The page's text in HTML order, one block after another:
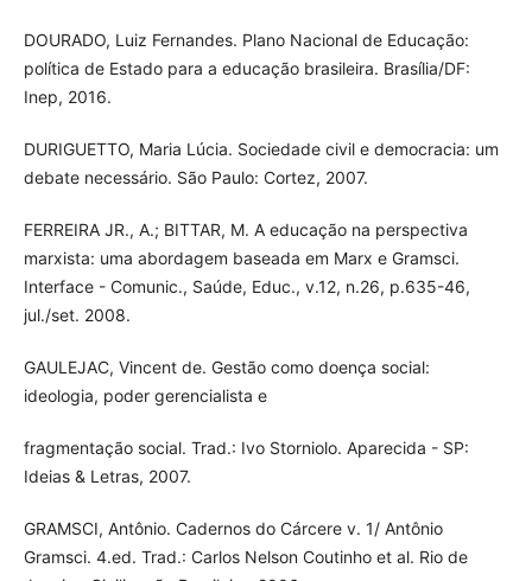
DOURADO, Luiz Fernandes. Plano Nacional de Educação:
política de Estado para a educação brasileira. Brasília/DF:
Inep, 2016.
DURIGUETTO, Maria Lúcia. Sociedade civil e democracia: um
debate necessário. São Paulo: Cortez, 2007.
FERREIRA JR., A.; BITTAR, M. A educação na perspectiva
marxista: uma abordagem baseada em Marx e Gramsci.
Interface - Comunic., Saúde, Educ., v.12, n.26, p.635-46,
jul./set. 2008.
GAULEJAC, Vincent de. Gestão como doença social:
ideologia, poder gerencialista e
fragmentação social. Trad.: Ivo Storniolo. Aparecida - SP:
Ideias & Letras, 2007.
GRAMSCI, Antônio. Cadernos do Cárcere v. 1/ Antônio
Gramsci. 4.ed. Trad.: Carlos Nelson Coutinho et al. Rio de